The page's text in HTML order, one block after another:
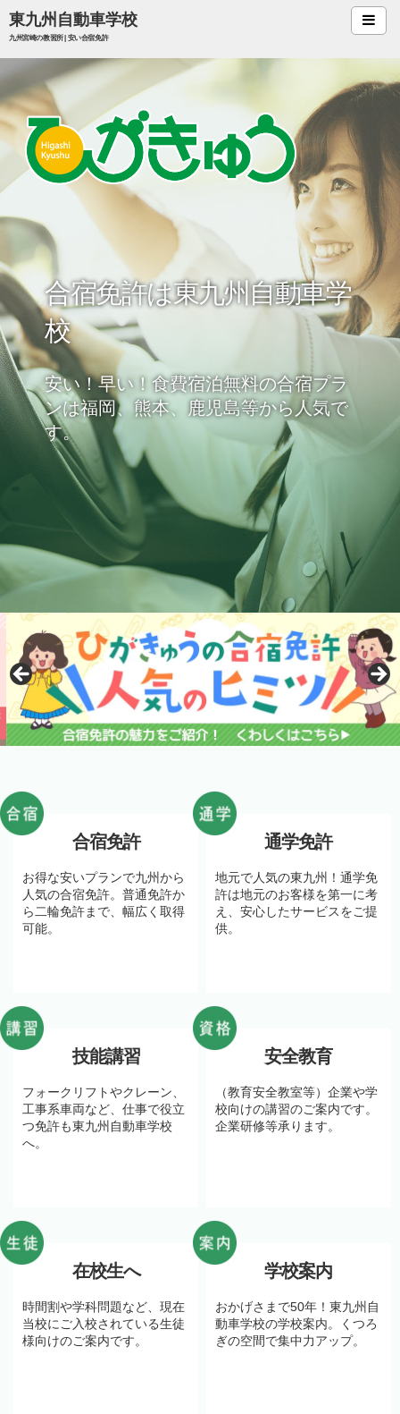
東九州自動車学校
九州宮崎の教習所 | 安い合宿免許
合宿免許
宿泊案内 お食事
会社案内 アクセス
技能講習
助成金
合宿免許は東九州自動車学
校
安い！早い！食費宿泊無料の合宿プラ
ンは福岡、熊本、鹿児島等から人気で
す。
合宿免許
お得な安いプランで九州から
人気の合宿免許。普通免許か
ら二輪免許まで、幅広く取得
可能。
通学免許
地元で人気の東九州！通学免
許は地元のお客様を第一に考
え、安心したサービスをご提
供。
技能講習
フォークリフトやクレーン、
工事系車両など、仕事で役立
つ免許も東九州自動車学校
へ。
安全教育
（教育安全教室等）企業や学
校向けの講習のご案内です。
企業研修等承ります。
在校生へ
時間割や学科問題など、現在
当校にご入校されている生徒
様向けのご案内です。
学校案内
おかげさまで50年！東九州自
動車学校の学校案内。くつろ
ぎの空間で集中力アップ。